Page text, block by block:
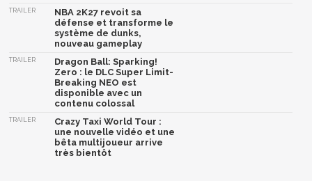
TRAILER
NBA 2K27 revoit sa
défense et transforme le
système de dunks,
nouveau gameplay
TRAILER
Dragon Ball: Sparking!
Zero : le DLC Super Limit-
Breaking NEO est
disponible avec un
contenu colossal
TRAILER
Crazy Taxi World Tour :
une nouvelle vidéo et une
bêta multijoueur arrive
très bientôt